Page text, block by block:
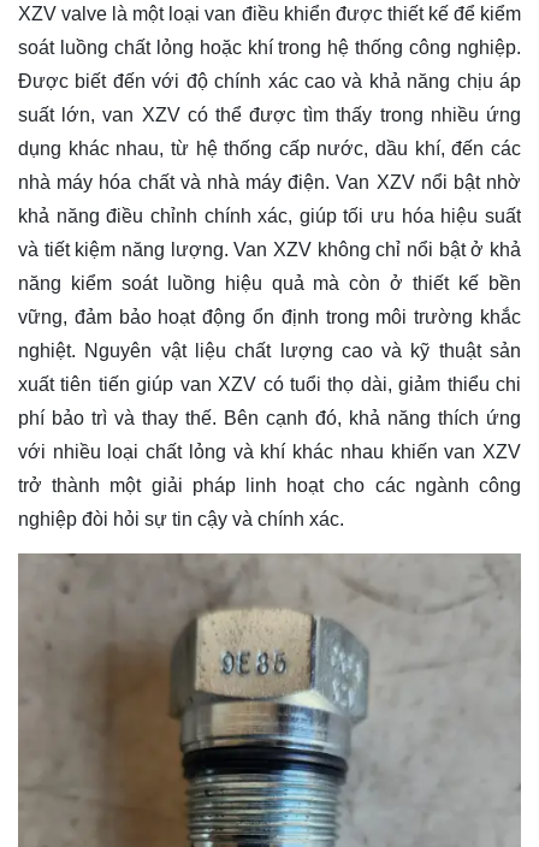
XZV valve là một loại van điều khiển được thiết kế để kiểm
soát luồng chất lỏng hoặc khí trong hệ thống công nghiệp.
Được biết đến với độ chính xác cao và khả năng chịu áp
suất lớn, van XZV có thể được tìm thấy trong nhiều ứng
dụng khác nhau, từ hệ thống cấp nước, dầu khí, đến các
nhà máy hóa chất và nhà máy điện. Van XZV nổi bật nhờ
khả năng điều chỉnh chính xác, giúp tối ưu hóa hiệu suất
và tiết kiệm năng lượng. Van XZV không chỉ nổi bật ở khả
năng kiểm soát luồng hiệu quả mà còn ở thiết kế bền
vững, đảm bảo hoạt động ổn định trong môi trường khắc
nghiệt. Nguyên vật liệu chất lượng cao và kỹ thuật sản
xuất tiên tiến giúp van XZV có tuổi thọ dài, giảm thiểu chi
phí bảo trì và thay thế. Bên cạnh đó, khả năng thích ứng
với nhiều loại chất lỏng và khí khác nhau khiến van XZV
trở thành một giải pháp linh hoạt cho các ngành công
nghiệp đòi hỏi sự tin cậy và chính xác.